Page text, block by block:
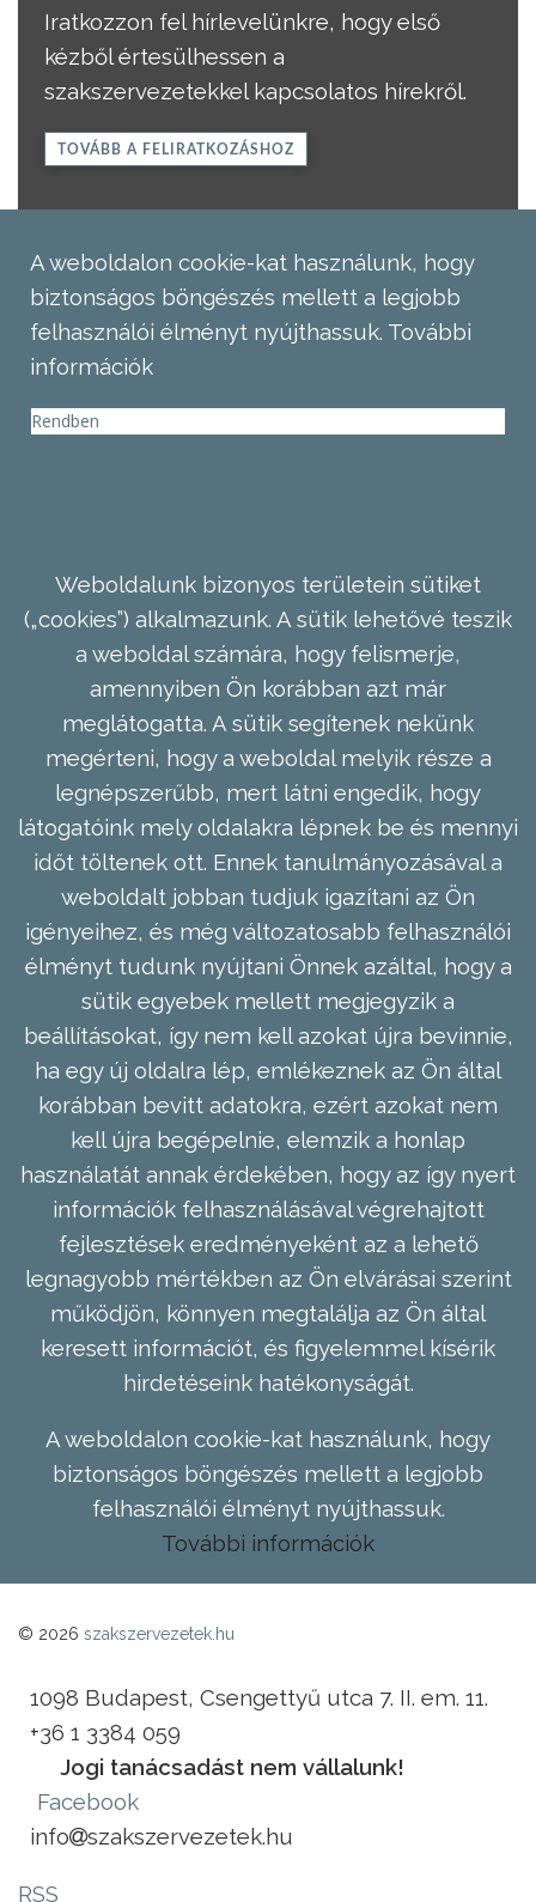
Iratkozzon fel hírlevelünkre, hogy első
kézből értesülhessen a
szakszervezetekkel kapcsolatos hírekről.
TOVÁBB A FELIRATKOZÁSHOZ
A weboldalon cookie-kat használunk, hogy
biztonságos böngészés mellett a legjobb
felhasználói élményt nyújthassuk. További
információk
Rendben
Weboldalunk bizonyos területein sütiket
(„cookies”) alkalmazunk. A sütik lehetővé teszik
a weboldal számára, hogy felismerje,
amennyiben Ön korábban azt már
meglátogatta. A sütik segítenek nekünk
megérteni, hogy a weboldal melyik része a
legnépszerűbb, mert látni engedik, hogy
látogatóink mely oldalakra lépnek be és mennyi
időt töltenek ott. Ennek tanulmányozásával a
weboldalt jobban tudjuk igazítani az Ön
igényeihez, és még változatosabb felhasználói
élményt tudunk nyújtani Önnek azáltal, hogy a
sütik egyebek mellett megjegyzik a
beállításokat, így nem kell azokat újra bevinnie,
ha egy új oldalra lép, emlékeznek az Ön által
korábban bevitt adatokra, ezért azokat nem
kell újra begépelnie, elemzik a honlap
használatát annak érdekében, hogy az így nyert
információk felhasználásával végrehajtott
fejlesztések eredményeként az a lehető
legnagyobb mértékben az Ön elvárásai szerint
működjön, könnyen megtalálja az Ön által
keresett információt, és figyelemmel kísérik
hirdetéseink hatékonyságát.
A weboldalon cookie-kat használunk, hogy
biztonságos böngészés mellett a legjobb
felhasználói élményt nyújthassuk.
További információk
© 2026 szakszervezetek.hu
1098 Budapest, Csengettyű utca 7. II. em. 11.
+36 1 3384 059
Jogi tanácsadást nem vállalunk!
Facebook
info
szakszervezetek.hu
RSS